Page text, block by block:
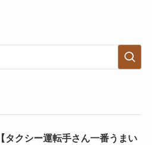
【タクシー運転手さん一番うまい